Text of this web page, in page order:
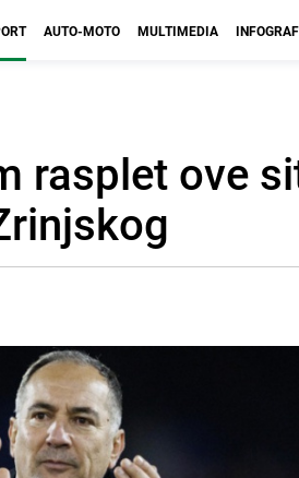
AUTO-MOTO MULTIMEDIA
rasplet ove